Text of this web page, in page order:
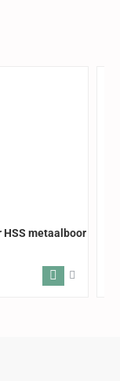
HSS metaalboor